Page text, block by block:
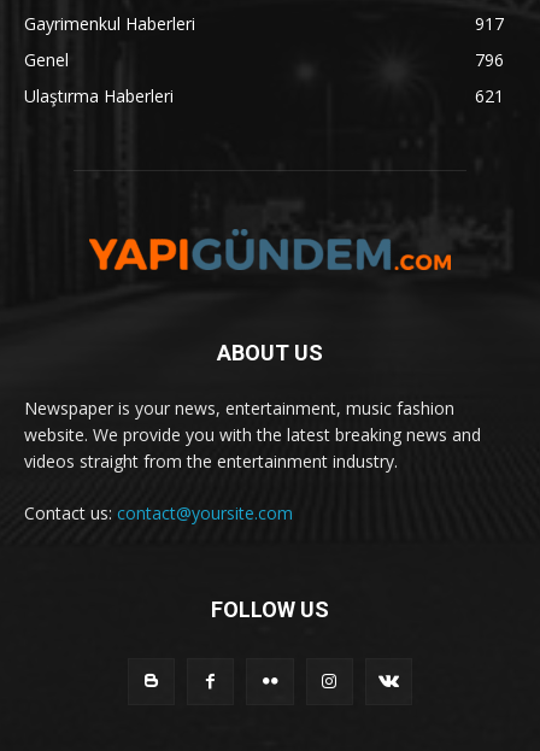
Gayrimenkul Haberleri
917
Genel
796
Ulaştırma Haberleri
621
ABOUT US
Newspaper is your news, entertainment, music fashion
website. We provide you with the latest breaking news and
videos straight from the entertainment industry.
Contact us: contact@yoursite.com
FOLLOW US